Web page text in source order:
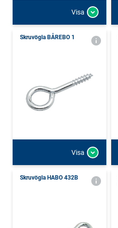
Visa
Skruvögla BÅREBO 1
Visa
Skruvögla HABO 432B